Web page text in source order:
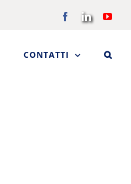
FacebookLinkedIn
CONTATTI